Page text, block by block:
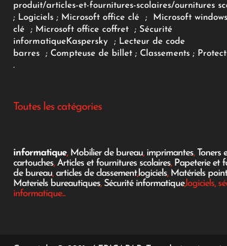
produit/articles-et-fournitures-scolaires/ournitures
; Logiciels ; Microsoft office clé ;
Microsoft windows
clé; Microsoft office coffret ; Sécurité
informatiqueKaspersky ; Lecteur de code
barres
; Compteuse de billet; Classements ;
.
Toutes les catégories
informatique, Mobilier de bureau, imprimantes, Toners
cartouches,Articles et fournitures scolaires, Papeterie et
de bureau,articles de classement,logiciels, Matériels
Materiels bureautiques, Sécurité informatique,logiciels,
informatique...